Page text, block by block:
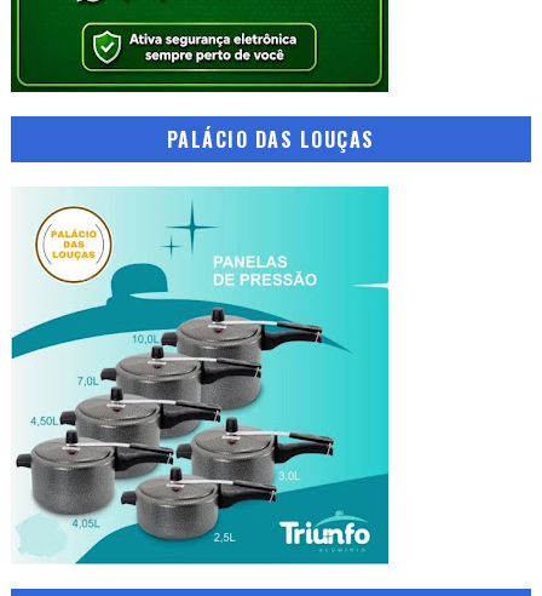
PALÁCIO DAS LOUÇAS